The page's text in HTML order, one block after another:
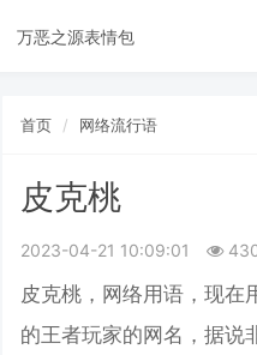
万恶之源表情包
首页 网络流行语
皮克桃
2023-04-21 10:09:01
皮克桃，网络用语，现在
的王者玩家的网名，据说